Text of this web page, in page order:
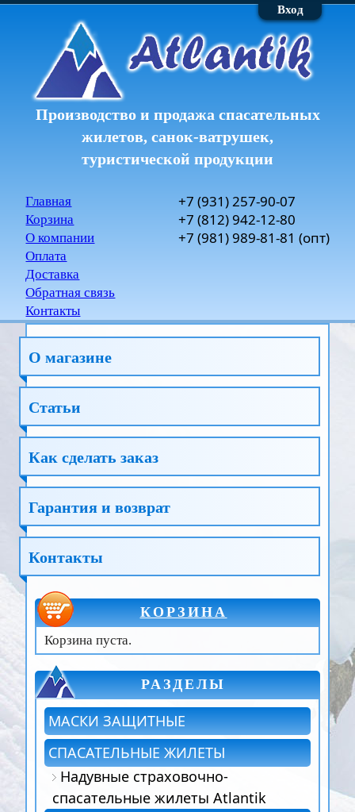
Вход
Производство и продажа спасательных
жилетов, санок-ватрушек,
туристической продукции
+7 (931)257-90-07
+7 (812)942-12-80
+7 (981)989-81-81 (опт)
Главная
Корзина
О компании
Оплата
Доставка
Обратная связь
Контакты
О магазине
Статьи
Как сделать заказ
Гарантия и возврат
Контакты
КОРЗИНА
Корзина пуста.
РАЗДЕЛЫ
МАСКИ ЗАЩИТНЫЕ
СПАСАТЕЛЬНЫЕ ЖИЛЕТЫ
Надувные страховочно-
спасательные жилеты Atlantik